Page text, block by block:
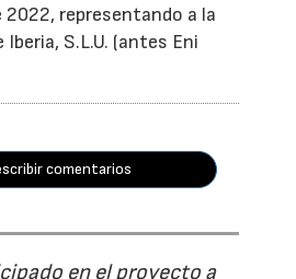
2022, representando a la
S.L.U. (antes Eni
comentarios
en el proyecto a